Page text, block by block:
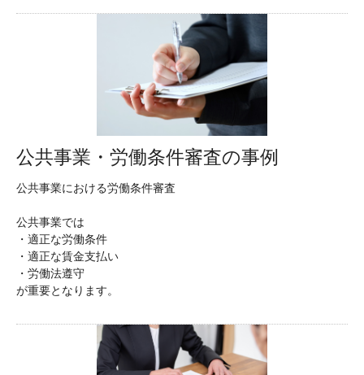
公共事業・労働条件審査の事例
公共事業における労働条件審査
公共事業では
・適正な労働条件
・適正な賃金支払い
・労働法遵守
が重要となります。